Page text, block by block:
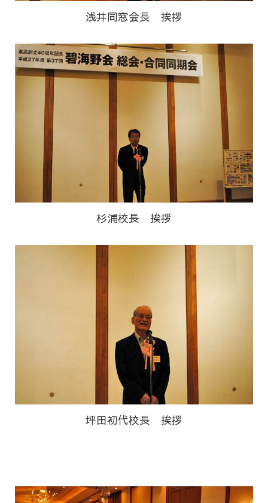
浅井同窓会長 挨拶
杉浦校長 挨拶
坪田初代校長 挨拶